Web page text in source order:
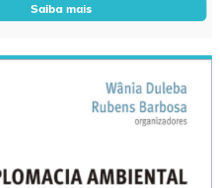
Saiba mais